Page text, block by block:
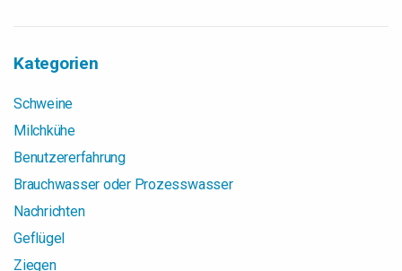
Kategorien
Schweine
Milchkühe
Benutzererfahrung
Brauchwasser oder Prozesswasser
Nachrichten
Geflügel
Ziegen